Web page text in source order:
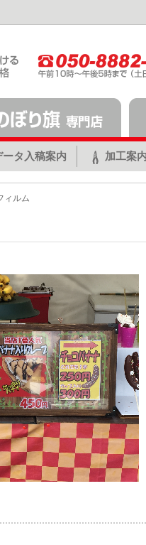
ータ入稿案内 加工案内
ィルム